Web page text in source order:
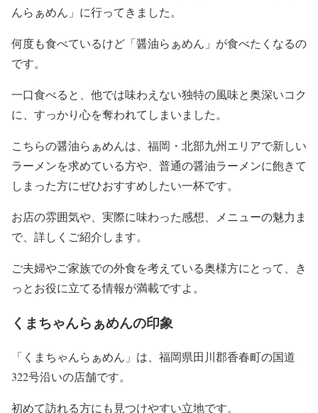
んらぁめん」に行ってきました。
何度も食べているけど「醤油らぁめん」が食べたくなるの
です。
一口食べると、他では味わえない独特の風味と奥深いコク
に、すっかり心を奪われてしまいました。
こちらの醤油らぁめんは、福岡・北部九州エリアで新しい
ラーメンを求めている方や、普通の醤油ラーメンに飽きて
しまった方にぜひおすすめしたい一杯です。
お店の雰囲気や、実際に味わった感想、メニューの魅力ま
で、詳しくご紹介します。
ご夫婦やご家族での外食を考えている奥様方にとって、き
っとお役に立てる情報が満載ですよ。
くまちゃんらぁめんの印象
「くまちゃんらぁめん」は、福岡県田川郡香春町の国道
322号沿いの店舗です。
初めて訪れる方にも見つけやすい立地です。